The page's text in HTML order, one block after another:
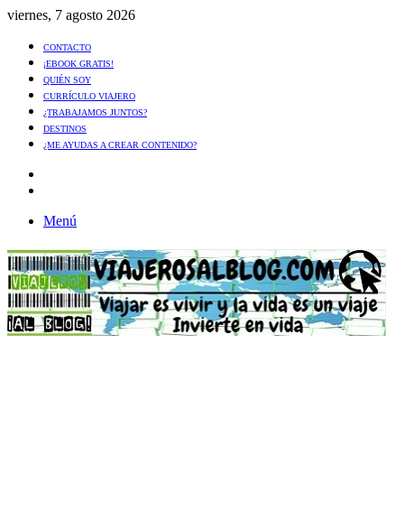
viernes, 7 agosto 2026
CONTACTO
¡EBOOK GRATIS!
QUIÉN SOY
CURRÍCULO VIAJERO
¿TRABAJAMOS JUNTOS?
DESTINOS
¿ME AYUDAS A CREAR CONTENIDO?
Menú